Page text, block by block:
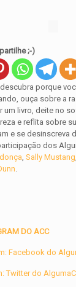
;-)
descubra porque
ouça sobre a
um livro, deite no
e reflita sobre
e se desinscreva
dos
,Sally Mustang
.
DO ACC
Facebook do
Twitter do